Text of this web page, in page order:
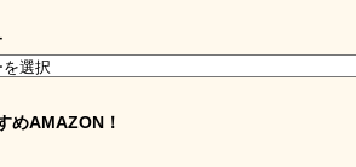
めAMAZON！